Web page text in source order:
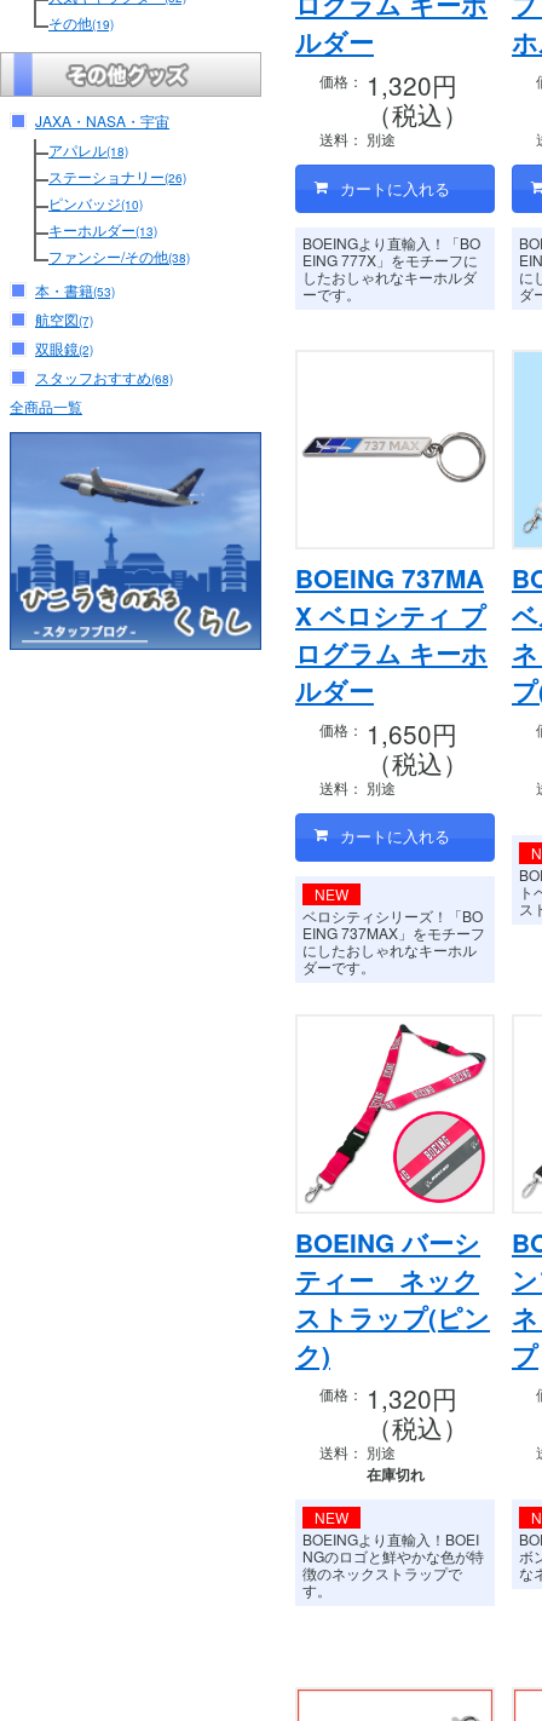
その他(19)
JAXA・NASA・宇宙
アパレル(18)
ステーショナリー(26)
ピンバッジ(10)
キーホルダー(13)
ファンシー/その他(38)
本・書籍(53)
航空図(7)
双眼鏡(2)
スタッフおすすめ(68)
全商品一覧
ルダー
価格： 1,320円
（税込）
送料： 別途
BOEINGより直輸入！「BO
EING 777X」をモチーフに
したおしゃれなキーホルダ
ーです。
に
ダ
BOEING 737MA
X ベロシティ プ
ログラム キーホ
ルダー
価格： 1,650円
（税込）
送料： 別途
NEW
ベロシティシリーズ！「BO
EING 737MAX」をモチーフ
にしたおしゃれなキーホル
ダーです。
ト
ス
BOEING バーシ
ティー ネック
ストラップ(ピン
ク)
価格： 1,320円
（税込）
送料： 別途
在庫切れ
NEW
BOEINGより直輸入！BOEI
NGのロゴと鮮やかな色が特
徴のネックストラップで
す。
プ
ボ
な